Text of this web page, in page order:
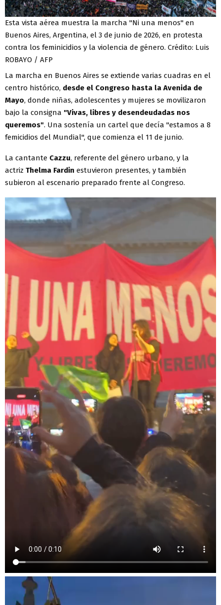
Esta vista aérea muestra la marcha "Ni una menos" en
Buenos Aires, Argentina, el 3 de junio de 2026, en protesta
contra los feminicidios y la violencia de género. Crédito: Luis
ROBAYO / AFP
La marcha en Buenos Aires se extiende varias cuadras en el
centro histórico, desde el Congreso hasta la Avenida de
Mayo, donde niñas, adolescentes y mujeres se movilizaron
bajo la consigna "Vivas, libres y desendeudadas nos
queremos". Una sostenía un cartel que decía "estamos a 8
femicidios del Mundial", que comienza el 11 de junio.
La cantante Cazzu, referente del género urbano, y la
actriz Thelma Fardin estuvieron presentes, y también
subieron al escenario preparado frente al Congreso.